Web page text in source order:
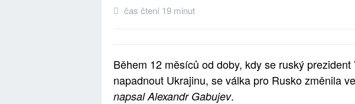
čas čtení 19 minut
Během 12 měsíců od doby, kdy se ruský
napadnout Ukrajinu, se válka pro Rusko změnila
napsal Alexandr Gabujev.